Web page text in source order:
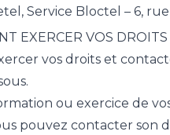
Service Bloctel – 6,
EXERCER VOS DROITS
vos droits et
ou exercice de
pouvez contacter son